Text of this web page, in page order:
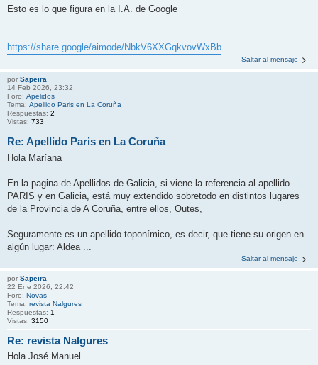
Esto es lo que figura en la I.A. de Google
https://share.google/aimode/NbkV6XXGqkvovWxBb
Saltar al mensaje
por Sapeira
14 Feb 2026, 23:32
Foro: Apelidos
Tema: Apellido Paris en La Coruña
Respuestas: 2
Vistas: 733
Re: Apellido Paris en La Coruña
Hola Maríana
En la pagina de Apellidos de Galicia, si viene la referencia al apellido
PARIS y en Galicia, está muy extendido sobretodo en distintos lugares
de la Provincia de A Coruña, entre ellos, Outes,
Seguramente es un apellido toponímico, es decir, que tiene su origen en
algún lugar: Aldea ...
Saltar al mensaje
por Sapeira
22 Ene 2026, 22:42
Foro: Novas
Tema: revista Nalgures
Respuestas: 1
Vistas: 3150
Re: revista Nalgures
Hola José Manuel